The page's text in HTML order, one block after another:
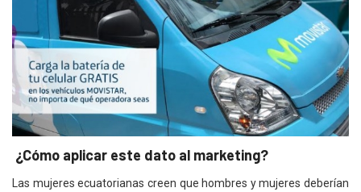
¿Cómo aplicar este dato al marketing?
Las mujeres ecuatorianas creen que hombres y mujeres deberían